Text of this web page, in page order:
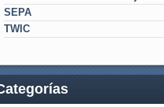
SEPA
TWIC